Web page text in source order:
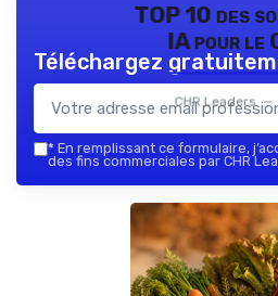
TOP 10 des
IA pour le
CHR Leaders —
Téléchargez
* En remplissant ce formulaire,
des fins commerciales par CHR